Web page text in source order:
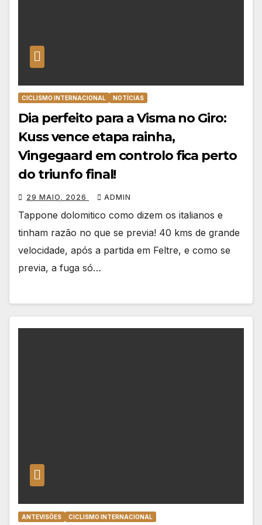
CICLISMO INTERNACIONAL NOTÍCIAS
Dia perfeito para a Visma no Giro:
Kuss vence etapa rainha,
Vingegaard em controlo fica perto
do triunfo final!
29 MAIO, 2026 ADMIN
Tappone dolomitico como dizem os italianos e
tinham razão no que se previa! 40 kms de grande
velocidade, após a partida em Feltre, e como se
previa, a fuga só…
ANTEVISÕES CICLISMO INTERNACIONAL